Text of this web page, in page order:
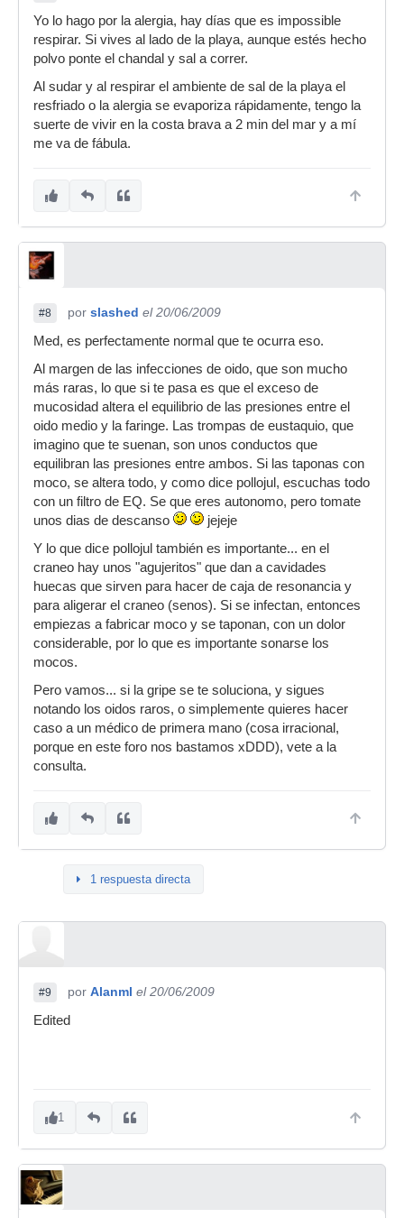
Yo lo hago por la alergia, hay días que es impossible
respirar. Si vives al lado de la playa, aunque estés hecho
polvo ponte el chandal y sal a correr.
Al sudar y al respirar el ambiente de sal de la playa el
resfriado o la alergia se evaporiza rápidamente, tengo la
suerte de vivir en la costa brava a 2 min del mar y a mí
me va de fábula.
#8 por slashed el 20/06/2009
Med, es perfectamente normal que te ocurra eso.
Al margen de las infecciones de oido, que son mucho
más raras, lo que si te pasa es que el exceso de
mucosidad altera el equilibrio de las presiones entre el
oido medio y la faringe. Las trompas de eustaquio, que
imagino que te suenan, son unos conductos que
equilibran las presiones entre ambos. Si las taponas con
moco, se altera todo, y como dice pollojul, escuchas todo
con un filtro de EQ. Se que eres autonomo, pero tomate
unos dias de descanso
jejeje
Y lo que dice pollojul también es importante... en el
craneo hay unos "agujeritos" que dan a cavidades
huecas que sirven para hacer de caja de resonancia y
para aligerar el craneo (senos). Si se infectan, entonces
empiezas a fabricar moco y se taponan, con un dolor
considerable, por lo que es importante sonarse los
mocos.
Pero vamos... si la gripe se te soluciona, y sigues
notando los oidos raros, o simplemente quieres hacer
caso a un médico de primera mano (cosa irracional,
porque en este foro nos bastamos xDDD), vete a la
consulta.
1 respuesta directa
#9 por Alanml el 20/06/2009
Edited
1